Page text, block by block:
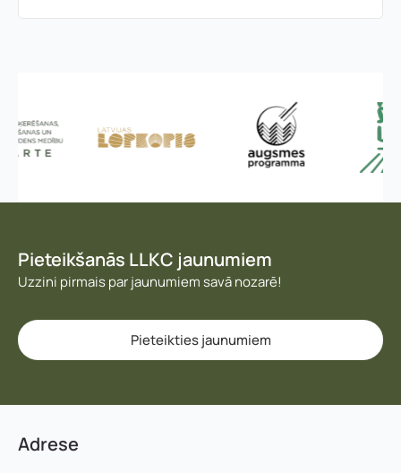
Pieteikšanās LLKC jaunumiem
Uzzini pirmais par jaunumiem savā nozarē!
Pieteikties jaunumiem
Adrese